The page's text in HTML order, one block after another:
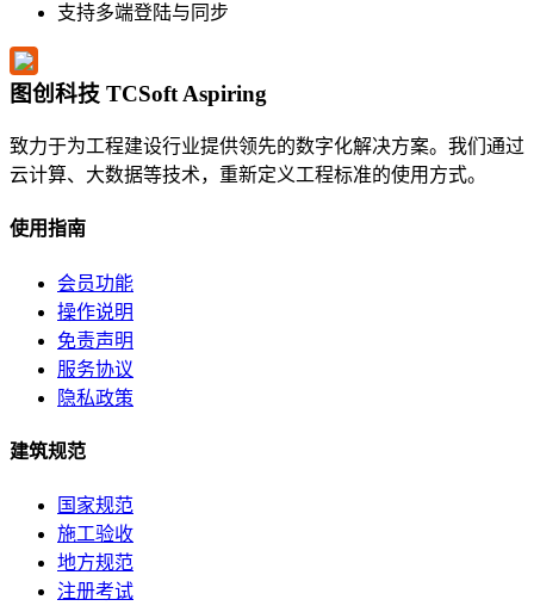
支持多端登陆与同步
图创科技 TCSoft Aspiring
致力于为工程建设行业提供领先的数字化解决方案。我们通过
云计算、大数据等技术，重新定义工程标准的使用方式。
使用指南
会员功能
操作说明
免责声明
服务协议
隐私政策
建筑规范
国家规范
施工验收
地方规范
注册考试